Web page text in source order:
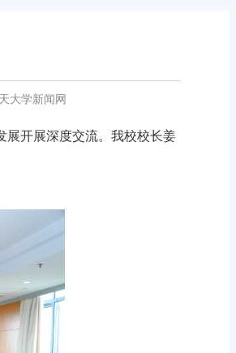
大学新闻网
展开展深度交流。我校校长姜